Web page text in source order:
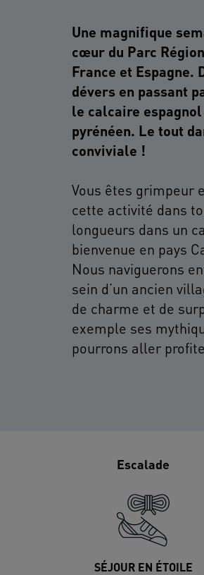
Une magnifique
cœur du Parc
France et Espagne.
dévers en passant
le calcaire
pyrénéen. Le tout
Vous êtes grimpeur
cette activité dans
longueurs dans un
bienvenue en pays
Nous naviguerons
sein d’un ancien
de charme et de
exemple ses
pourrons aller
Escalade
SÉJOUR EN ÉTOILE